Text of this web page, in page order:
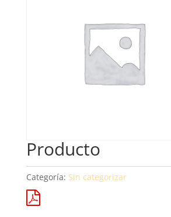
Producto
Categoría: Sin categorizar